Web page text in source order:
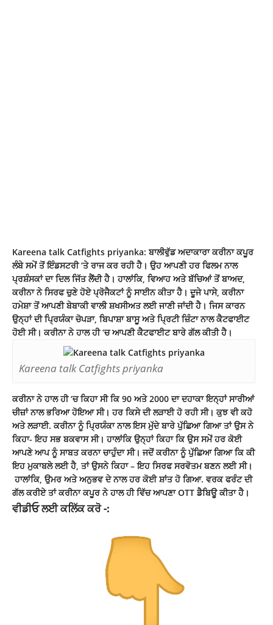
Kareena talk Catfights priyanka: ਬਾਲੀਵੁੱਡ ਅਦਾਕਾਰਾ ਕਰੀਨਾ ਕਪੂਰ
ਲੰਬੇ ਸਮੇਂ ਤੋਂ ਇੰਡਸਟਰੀ ‘ਤੇ ਰਾਜ ਕਰ ਰਹੀ ਹੈ। ਉਹ ਆਪਣੀ ਹਰ ਫਿਲਮ ਨਾਲ
ਪ੍ਰਸ਼ੰਸਕਾਂ ਦਾ ਦਿਲ ਜਿੱਤ ਲੈਂਦੀ ਹੈ। ਹਾਲਾਂਕਿ, ਵਿਆਹ ਅਤੇ ਬੱਚਿਆਂ ਤੋਂ ਬਾਅਦ,
ਕਰੀਨਾ ਨੇ ਸਿਰਫ ਚੁਣੇ ਹੋਏ ਪ੍ਰੋਜੈਕਟਾਂ ਨੂੰ ਸਾਈਨ ਕੀਤਾ ਹੈ। ਦੂਜੇ ਪਾਸੇ, ਕਰੀਨਾ
ਹਮੇਸ਼ਾ ਤੋਂ ਆਪਣੀ ਬੇਬਾਕੀ ਵਾਲੀ ਸ਼ਖਸੀਅਤ ਲਈ ਜਾਣੀ ਜਾਂਦੀ ਹੈ। ਜਿਸ ਕਾਰਨ
ਉਨ੍ਹਾਂ ਦੀ ਪ੍ਰਿਯੰਕਾ ਚੋਪੜਾ, ਬਿਪਾਸ਼ਾ ਬਾਸੂ ਅਤੇ ਪ੍ਰਿਟੀ ਜ਼ਿੰਟਾ ਨਾਲ ਕੈਟਫਾਈਟ
ਹੋਈ ਸੀ। ਕਰੀਨਾ ਨੇ ਹਾਲ ਹੀ ‘ਚ ਆਪਣੀ ਕੈਟਫਾਈਟ ਬਾਰੇ ਗੱਲ ਕੀਤੀ ਹੈ।
Kareena talk Catfights priyanka
ਕਰੀਨਾ ਨੇ ਹਾਲ ਹੀ ‘ਚ ਕਿਹਾ ਸੀ ਕਿ 90 ਅਤੇ 2000 ਦਾ ਦਹਾਕਾ ਇਨ੍ਹਾਂ ਸਾਰੀਆਂ
ਚੀਜ਼ਾਂ ਨਾਲ ਭਰਿਆ ਹੋਇਆ ਸੀ। ਹਰ ਕਿਸੇ ਦੀ ਲੜਾਈ ਹੋ ਰਹੀ ਸੀ। ਕੁਝ ਵੀ ਕਹੋ
ਅਤੇ ਲੜਾਈ. ਕਰੀਨਾ ਨੂੰ ਪ੍ਰਿਯੰਕਾ ਨਾਲ ਇਸ ਮੁੱਦੇ ਬਾਰੇ ਪੁੱਛਿਆ ਗਿਆ ਤਾਂ ਉਸ ਨੇ
ਕਿਹਾ- ਇਹ ਸਭ ਬਕਵਾਸ ਸੀ। ਹਾਲਾਂਕਿ ਉਨ੍ਹਾਂ ਕਿਹਾ ਕਿ ਉਸ ਸਮੇਂ ਹਰ ਕੋਈ
ਆਪਣੇ ਆਪ ਨੂੰ ਸਾਬਤ ਕਰਨਾ ਚਾਹੁੰਦਾ ਸੀ। ਜਦੋਂ ਕਰੀਨਾ ਨੂੰ ਪੁੱਛਿਆ ਗਿਆ ਕਿ ਕੀ
ਇਹ ਮੁਕਾਬਲੇ ਲਈ ਹੈ, ਤਾਂ ਉਸਨੇ ਕਿਹਾ – ਇਹ ਸਿਰਫ ਸਰਵੋਤਮ ਬਣਨ ਲਈ ਸੀ।
ਹਾਲਾਂਕਿ, ਉਮਰ ਅਤੇ ਅਨੁਭਵ ਦੇ ਨਾਲ ਹਰ ਕੋਈ ਸ਼ਾਂਤ ਹੋ ਗਿਆ. ਵਰਕ ਫਰੰਟ ਦੀ
ਗੱਲ ਕਰੀਏ ਤਾਂ ਕਰੀਨਾਕਪੂਰਨੇ ਹਾਲ ਹੀ ਵਿੱਚ ਆਪਣਾ OTT ਡੈਬਿਊ ਕੀਤਾ ਹੈ।
ਵੀਡੀਓ ਲਈ ਕਲਿੱਕ ਕਰੋ -: